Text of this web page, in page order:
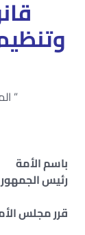
”
باسم الأمة
رئيس
قرر مجلس